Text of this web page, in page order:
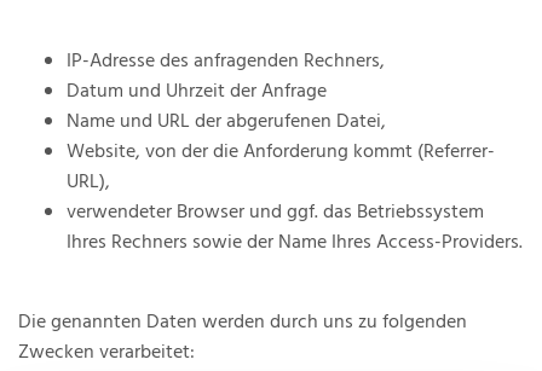
IP-Adresse des anfragenden Rechners,
Datum und Uhrzeit der Anfrage
Name und URL der abgerufenen Datei,
Website, von der die Anforderung kommt (Referrer-
URL),
verwendeter Browser und ggf. das Betriebssystem
Ihres Rechners sowie der Name Ihres Access-Providers.
Die genannten Daten werden durch uns zu folgenden
Zwecken verarbeitet: